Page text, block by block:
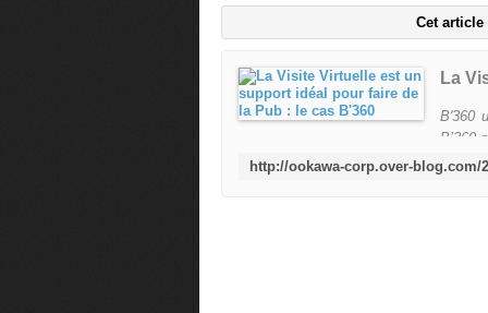
Cet
B'360
B’360